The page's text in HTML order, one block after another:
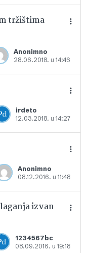
tržištima
Anonimno
28.06.2018. u 14:46
u favorite
irdeto
12.03.2018. u 14:27
u favorite
Anonimno
08.12.2016. u 11:48
u favorite
izvan
1234567bc
08.09.2016. u 19:18
u favorite